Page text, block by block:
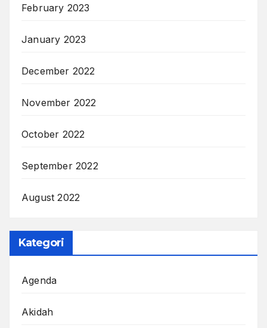
February 2023
January 2023
December 2022
November 2022
October 2022
September 2022
August 2022
Kategori
Agenda
Akidah